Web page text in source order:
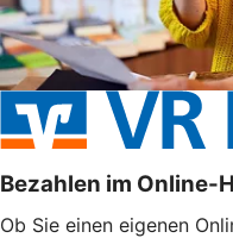
Bezahlen im Online-
Ob Sie einen eigenen